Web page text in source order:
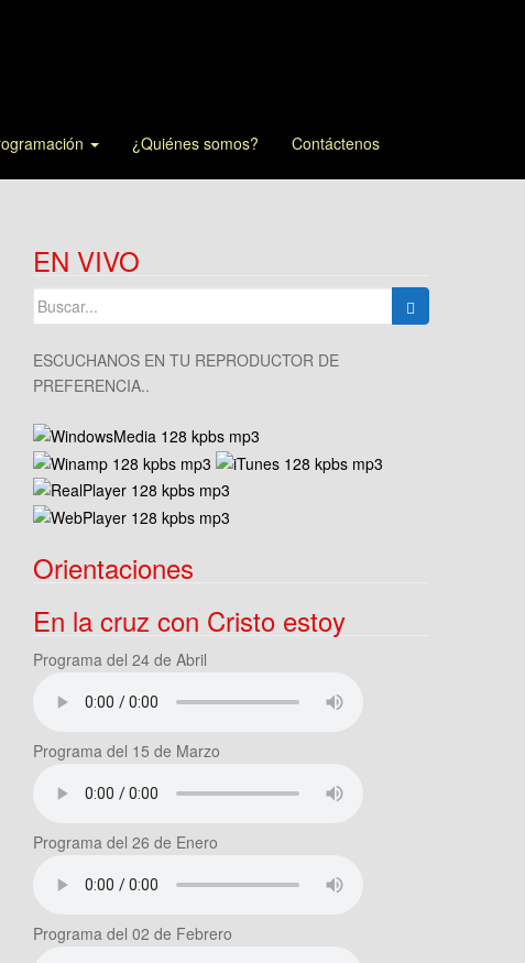
¿Quiénes somos? Contáctenos
EN VIVO
Buscar:
ESCUCHANOS EN TU REPRODUCTOR DE
PREFERENCIA..
Orientaciones
En la cruz con Cristo estoy
Programa del 24 de Abril
Programa del 15 de Marzo
Programa del 26 de Enero
Programa del 02 de Febrero